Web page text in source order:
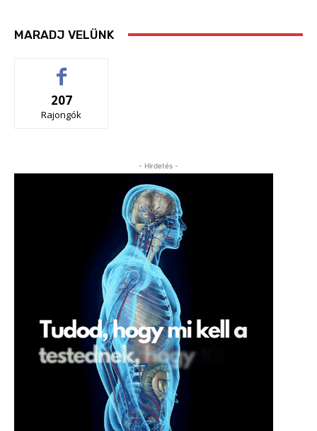
MARADJ VELÜNK
207
Rajongók
- Hirdetés -